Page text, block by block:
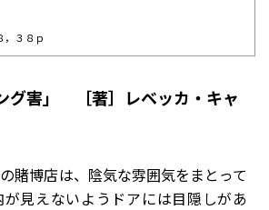
，３８ｐ
グ害」 ［著］レベッカ・キャ
賭博店は、陰気な雰囲気をまとって
見えないようドアには目隠しがあ